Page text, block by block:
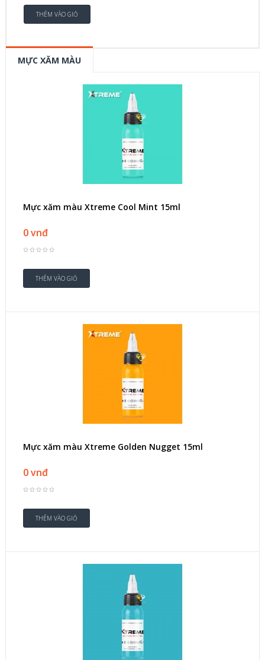
MỰC XĂM MÀU
Mực xăm màu Xtreme Cool Mint 15ml
0 vnđ
Mực xăm màu Xtreme Golden Nugget 15ml
0 vnđ